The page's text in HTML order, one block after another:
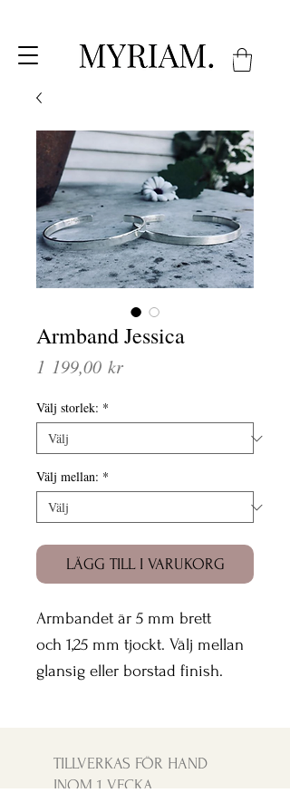
Armband Jessica
1 199,00 krPris
Välj storlek: *
Välj mellan: *
LÄGG TILL I VARUKORG
Armbandet är 5 mm brett
och 1,25 mm tjockt. Välj mellan
glansig eller borstad finish.
TILLVERKAS FÖR HAND
INOM 1 VECKA